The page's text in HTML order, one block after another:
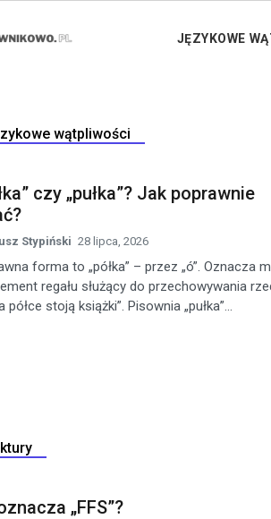
JĘZYKOWE
wątpliwości
czy „pułka”? Jak poprawnie
Stypiński 28 lipca, 2026
forma to „półka” – przez „ó”. Oznacza
regału służący do przechowywania
półce stoją książki”. Pisownia „pułka”...
„FFS”?